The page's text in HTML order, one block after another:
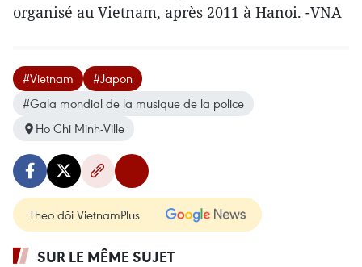
organisé au Vietnam, après 2011 à Hanoi. -VNA
#Vietnam
#Japon
#Gala mondial de la musique de la police
Ho Chi Minh-Ville
Theo dõi VietnamPlus
SUR LE MÊME SUJET